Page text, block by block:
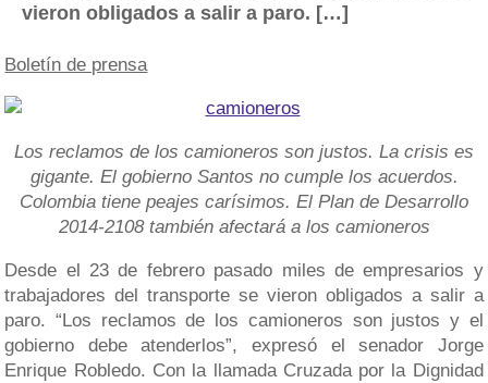
vieron obligados a salir a paro. […]
Boletín de prensa
Los reclamos de los camioneros son justos. La crisis es
gigante. El gobierno Santos no cumple los acuerdos.
Colombia tiene peajes carísimos. El Plan de Desarrollo
2014-2108 también afectará a los camioneros
Desde el 23 de febrero pasado miles de empresarios y
trabajadores del transporte se vieron obligados a salir a
paro. “Los reclamos de los camioneros son justos y el
gobierno debe atenderlos”, expresó el senador Jorge
Enrique Robledo. Con la llamada Cruzada por la Dignidad